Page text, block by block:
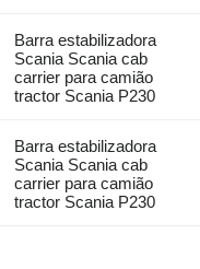
Barra estabilizadora
Scania Scania cab
carrier para camião
tractor Scania P230
Barra estabilizadora
Scania Scania cab
carrier para camião
tractor Scania P230